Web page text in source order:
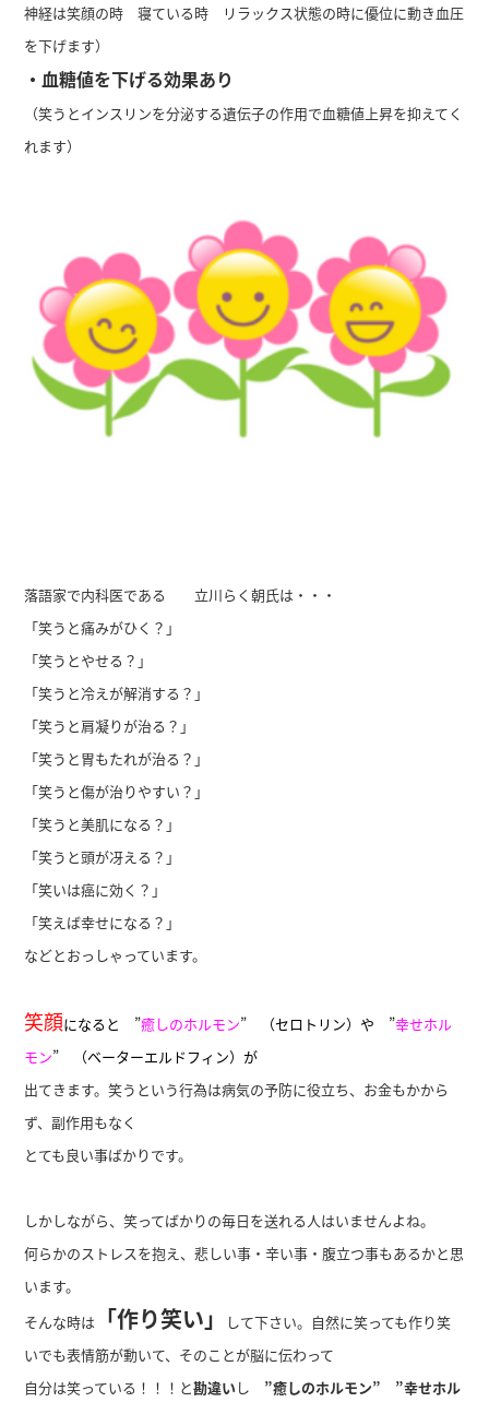
神経は笑顔の時 寝ている時 リラックス状態の時に優位に動き血圧
を下げます）
・血糖値を下げる効果あり
（笑うとインスリンを分泌する遺伝子の作用で血糖値上昇を抑えてく
れます）
落語家で内科医である 立川らく朝氏は・・・
「笑うと痛みがひく？」
「笑うとやせる？」
「笑うと冷えが解消する？」
「笑うと肩凝りが治る？」
「笑うと胃もたれが治る？」
「笑うと傷が治りやすい？」
「笑うと美肌になる？」
「笑うと頭が冴える？」
「笑いは癌に効く？」
「笑えば幸せになる？」
などとおっしゃっています。
笑顔になると ”癒しのホルモン” （セロトリン）や ”幸せホル
モン” （ベーターエルドフィン）が
出てきます。笑うという行為は病気の予防に役立ち、お金もかから
ず、副作用もなく
とても良い事ばかりです。
しかしながら、笑ってばかりの毎日を送れる人はいませんよね。
何らかのストレスを抱え、悲しい事・辛い事・腹立つ事もあるかと思
います。
そんな時は
「作り笑い」
して下さい。自然に笑っても作り笑
いでも表情筋が動いて、そのことが脳に伝わって
自分は笑っている！！！と勘違い し ”癒しのホルモン” ”幸せホル